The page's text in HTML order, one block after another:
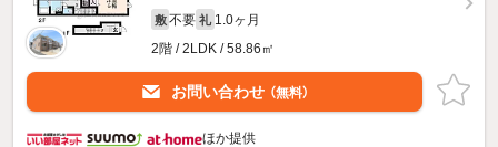
敷 不要 礼 1.0ヶ月
2階 / 2LDK / 58.86㎡
お問い合わせ （無料）
ほか提供